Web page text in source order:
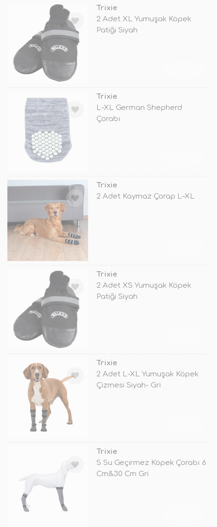
Trixie
2 Adet XL Yumuşak Köpek
Patiği Siyah
Trixie
L-XL German Shepherd
Çorabı
Trixie
2 Adet Kaymaz Çorap L–XL
Trixie
2 Adet XS Yumuşak Köpek
Patiği Siyah
Trixie
2 Adet L-XL Yumuşak Köpek
Çizmesi Siyah- Gri
Trixie
S Su Geçirmez Köpek Çorabı 6
Cm&30 Cm Gri